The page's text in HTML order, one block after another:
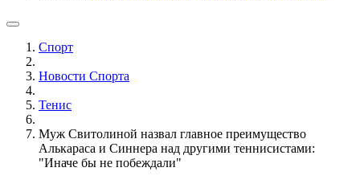
Спорт
Новости Cпорта
Тенис
Муж Свитолиной назвал главное преимущество
Алькараса и Синнера над другими теннисистами:
"Иначе бы не побеждали"